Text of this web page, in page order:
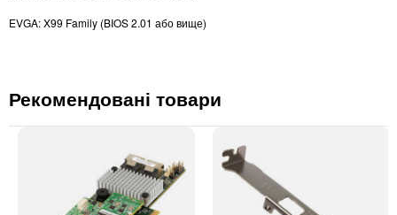
EVGA: X99 Family (BIOS 2.01 або вище)
Рекомендовані товари